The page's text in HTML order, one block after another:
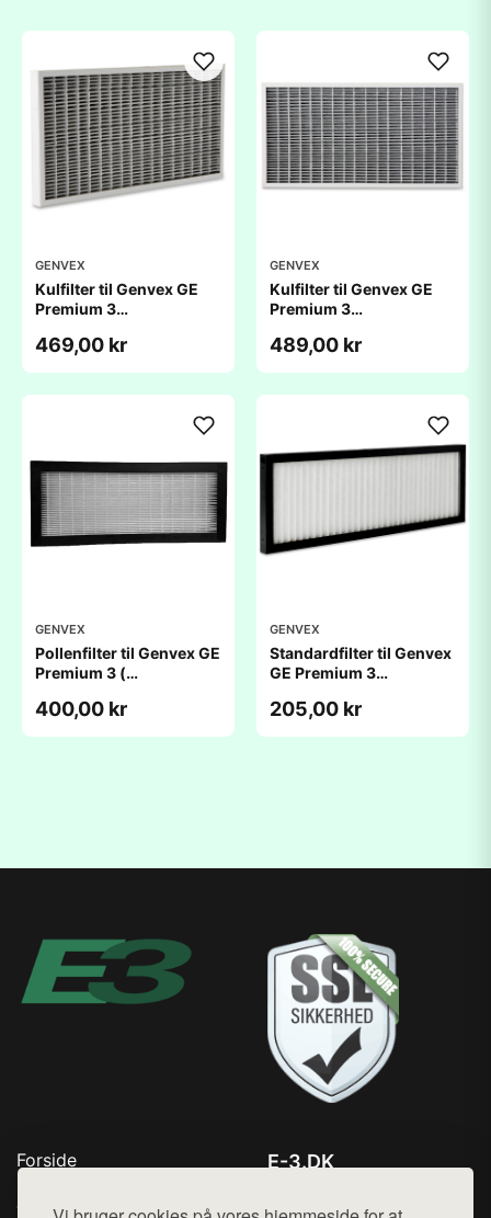
GENVEX
Kulfilter til Genvex GE
Premium 3
469,00 kr
GENVEX
Kulfilter til Genvex GE
Premium 3
489,00 kr
GENVEX
Pollenfilter til Genvex GE
Premium 3 (
400,00 kr
GENVEX
Standardfilter til Genvex
GE Premium 3
205,00 kr
Forside
Top Rabatter
E-3.DK